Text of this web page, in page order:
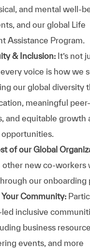
and mental well-
and our global Life
Assistance Program.
& Inclusion: It’s not
voice is how we
our global diversity
meaningful
and equitable growth
of our Global
new co-workers
our onboarding
Community:
inclusive
business
events, and more